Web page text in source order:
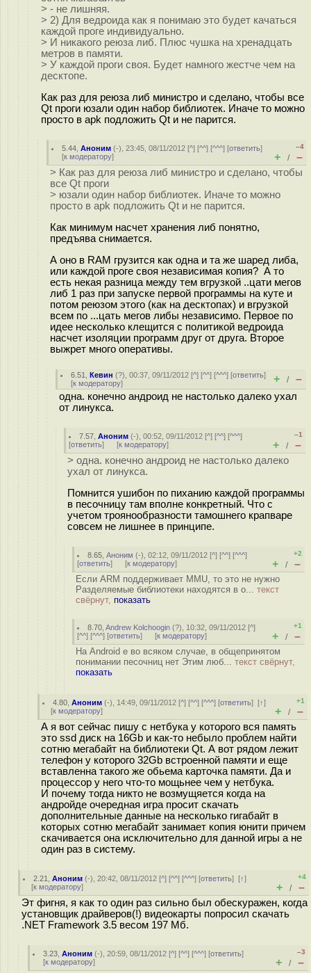
> - не лишняя.
> 2) Для ведроида как я понимаю это будет качаться
каждой проге индивидуально.
> И никакого реюза либ. Плюс чушка на хренадцать
метров в памяти.
> У каждой проги своя. Будет намного жестче чем на
десктопе.
Как раз для реюза либ министро и сделано, чтобы все
Qt проги юзали один набор библиотек. Иначе то можно
просто в apk подложить Qt и не парится.
5.44 ,Аноним (-), 23:45, 08/11/2012 [^] [^^] [^^^] [ответить]
[к модератору]
–4
+ / –
> Как раз для реюза либ министро и сделано, чтобы
все Qt проги
> юзали один набор библиотек. Иначе то можно
просто в apk подложить Qt и не парится.
Как минимум насчет хранения либ понятно,
предъява снимается.
А оно в RAM грузится как одна и та же шаред либа,
или каждой проге своя независимая копия? А то
есть некая разница между тем вгрузкой ..цати мегов
либ 1 раз при запуске первой программы на куте и
потом реюзом этого (как на десктопах) и вгрузкой
всем по ...цать мегов либы независимо. Первое по
идее несколько клещится с политикой ведроида
насчет изоляции программ друг от друга. Второе
выжрет много оперативы.
6.51 ,Кевин (?), 00:37, 09/11/2012 [^] [^^] [^^^] [ответить]
[к модератору] + / –
одна. конечно андроид не настолько далеко ухал
от линукса.
7.57 ,Аноним (-), 00:52, 09/11/2012 [^] [^^] [^^^]
[ответить] [к модератору]
–1
+ / –
> одна. конечно андроид не настолько далеко
ухал от линукса.
Помнится ушибон по пиханию каждой программы
в песочницу там вполне конкретный. Что с
учетом троянообразности тамошнего крапваре
совсем не лишнее в принципе.
8.65 ,Аноним (-), 02:12, 09/11/2012 [^] [^^] [^^^]
[ответить] [к модератору]
+2
+ / –
Если ARM поддерживает MMU, то это не нужно
Разделяемые библиотеки находятся в о... текст
свёрнут, показать
8.70 ,Andrew Kolchoogin (?), 10:32, 09/11/2012 [^]
[^^] [^^^] [ответить] [к модератору]
+1
+ / –
На Android е во всяком случае, в общепринятом
понимании песочниц нет Этим люб... текст свёрнут,
показать
4.80 ,Аноним (-), 14:49, 09/11/2012 [^] [^^] [^^^] [ответить][↑]
[к модератору]
+1
+ / –
А я вот сейчас пишу с нетбука у которого вся память
это ssd диск на 16Gb и как-то небыло проблем найти
сотню мегабайт на библиотеки Qt. А вот рядом лежит
телефон у которого 32Gb встроенной памяти и еще
вставленна такого же обьема карточка памяти. Да и
процессор у него что-то мощьнее чем у нетбука.
И почему тогда никто не возмущяется когда на
андройде очередная игра просит скачать
дополнительные данные на несколько гигабайт в
которых сотню мегабайт занимает копия юнити причем
скачивается она исключительно для данной игры а не
один раз в систему.
2.21 ,Аноним (-), 20:42, 08/11/2012 [^] [^^] [^^^] [ответить][↑]
[к модератору]
+4
+ / –
Эт фигня, я как то один раз сильно был обескуражен, когда
установщик драйверов(!) видеокарты попросил скачать
.NET Framework 3.5 весом 197 Мб.
3.23 ,Аноним (-), 20:59, 08/11/2012 [^] [^^] [^^^] [ответить]
[к модератору]
–3
+ / –